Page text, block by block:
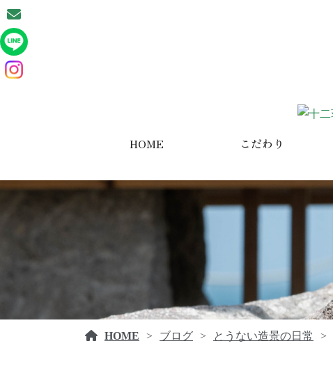
HOME こだわり
HOME ブログ とうない造景の日常